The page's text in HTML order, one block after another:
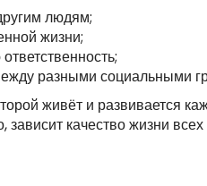
людям;
жизни;
разными социальными
живёт и развивается
качество жизни всех